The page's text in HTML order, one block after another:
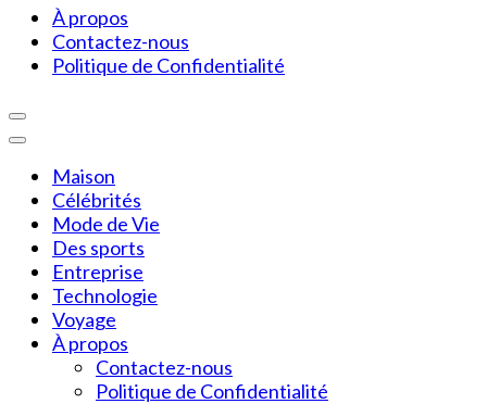
À propos
Contactez-nous
Politique de Confidentialité
Maison
Célébrités
Mode de Vie
Des sports
Entreprise
Technologie
Voyage
À propos
Contactez-nous
Politique de Confidentialité